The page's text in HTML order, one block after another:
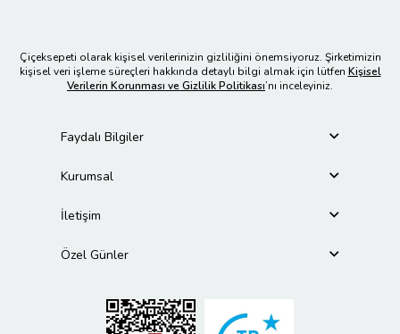
Çiçeksepeti olarak kişisel verilerinizin gizliliğini önemsiyoruz. Şirketimizin
kişisel veri işleme süreçleri hakkında detaylı bilgi almak için lütfen Kişisel
Verilerin Korunması ve Gizlilik Politikası’nı inceleyiniz.
Faydalı Bilgiler
Kurumsal
İletişim
Özel Günler